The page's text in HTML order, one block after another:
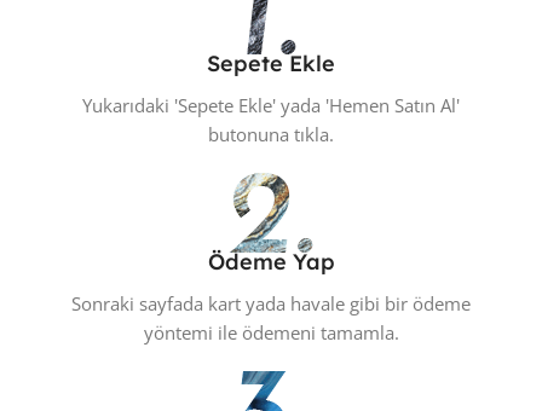
Sepete Ekle
Yukarıdaki 'Sepete Ekle' yada 'Hemen Satın Al'
butonuna tıkla.
Ödeme Yap
Sonraki sayfada kart yada havale gibi bir ödeme
yöntemi ile ödemeni tamamla.